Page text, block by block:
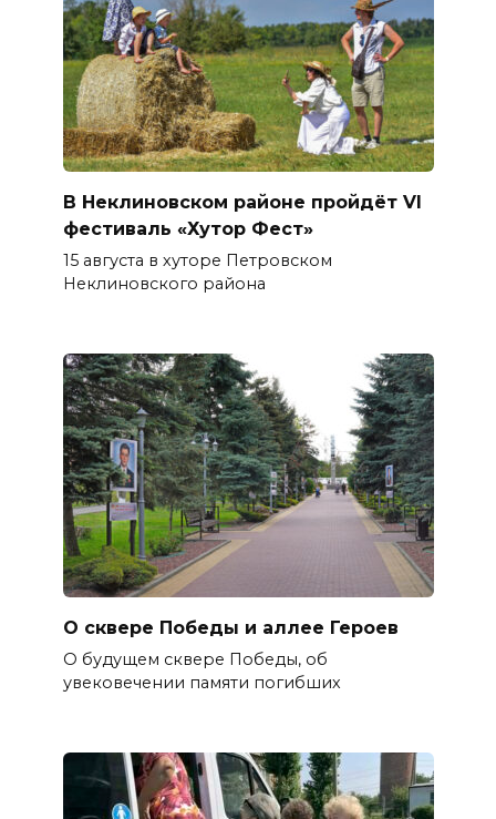
В Неклиновском районе пройдёт VI
фестиваль «Хутор Фест»
15 августа в хуторе Петровском
Неклиновского района
О сквере Победы и аллее Героев
О будущем сквере Победы, об
увековечении памяти погибших